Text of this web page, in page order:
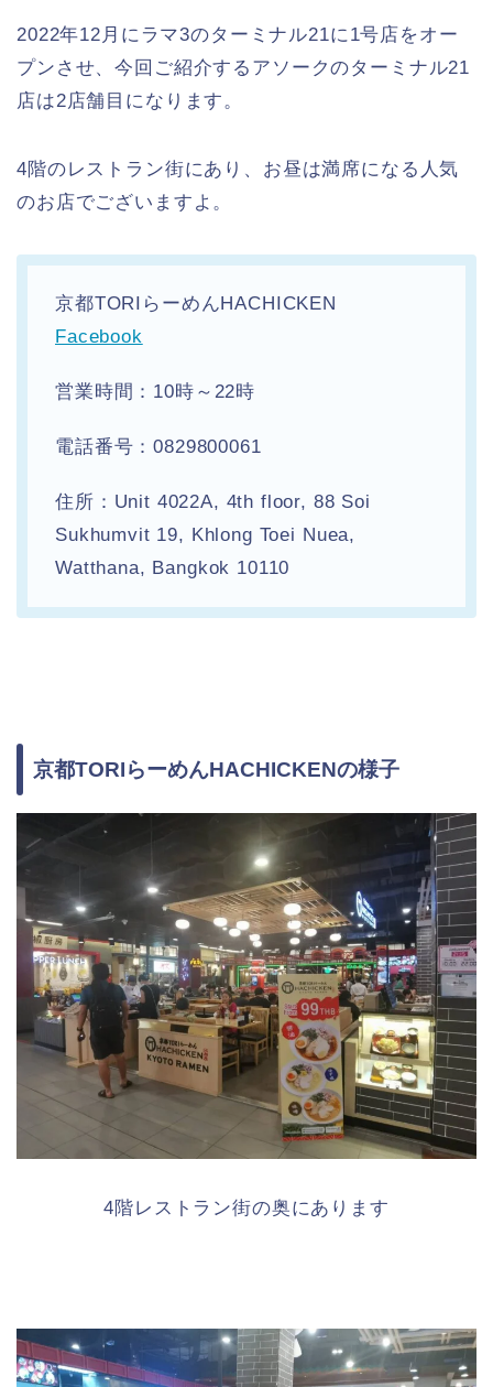
2022年12月にラマ3のターミナル21に1号店をオー
プンさせ、今回ご紹介するアソークのターミナル21
店は2店舗目になります。
4階のレストラン街にあり、お昼は満席になる人気
のお店でございますよ。
京都TORIらーめんHACHICKEN
Facebook
営業時間：10時～22時
電話番号：0829800061
住所：Unit 4022A, 4th floor, 88 Soi
Sukhumvit 19, Khlong Toei Nuea,
Watthana, Bangkok 10110
京都TORIらーめんHACHICKENの様子
4階レストラン街の奥にあります